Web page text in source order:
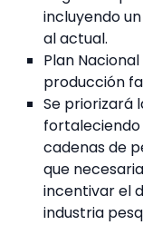
incluyendo
al actual.
Plan
producción
Se priorizará
fortaleciendo
cadenas de
que
incentivar el
industria